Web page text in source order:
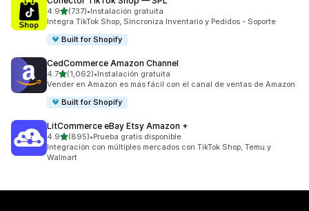
4.9de 5 estrellas
(737)
737 reseñas en total
•Instalación gratuita
Integra TikTok Shop, Sincroniza Inventario y Pedidos - Soporte
Built for Shopify
CedCommerce Amazon Channel
4.7de 5 estrellas
(1,062)
1062 reseñas en total
•Instalación gratuita
Vender en Amazon es más fácil con el canal de ventas de Amazon
Built for Shopify
LitCommerce eBay Etsy Amazon +
4.9de 5 estrellas
(895)
895 reseñas en total
•Prueba gratis disponible
Integración con múltiples mercados con TikTok Shop, Temu y
Walmart